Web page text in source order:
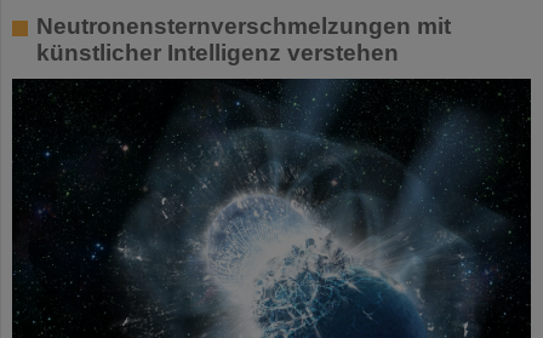
Neutronensternverschmelzungen mit
künstlicher Intelligenz verstehen